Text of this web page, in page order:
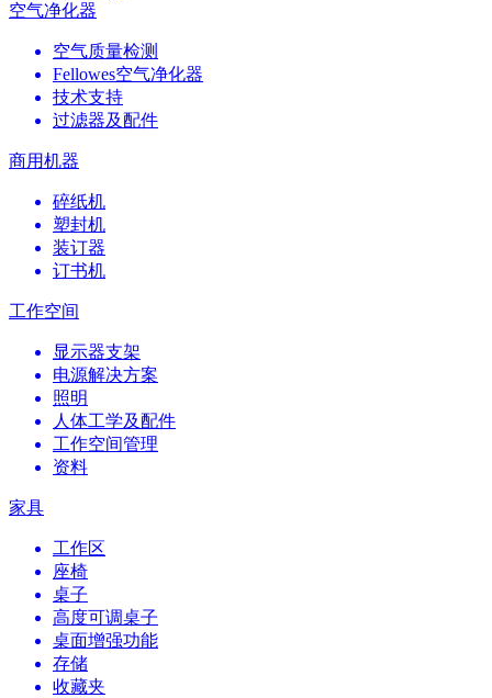
空气净化器
空气质量检测
Fellowes空气净化器
技术支持
过滤器及配件
商用机器
碎纸机
塑封机
装订器
订书机
工作空间
显示器支架
电源解决方案
照明
人体工学及配件
工作空间管理
资料
家具
工作区
座椅
桌子
高度可调桌子
桌面增强功能
存储
收藏夹